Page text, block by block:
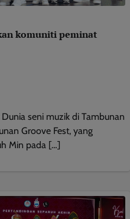
komuniti peminat
seni muzik di Tambunan
Groove Fest, yang
Min pada […]